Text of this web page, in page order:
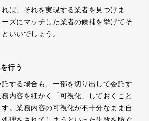
ば、それを実現する業者を見つけま
ズにマッチした業者の候補を挙げてそ
いいでしょう。
行う
する場合も、一部を切り出して委託す
内容を細かく「可視化」しておくこと
。業務内容の可視化が不十分なまま自